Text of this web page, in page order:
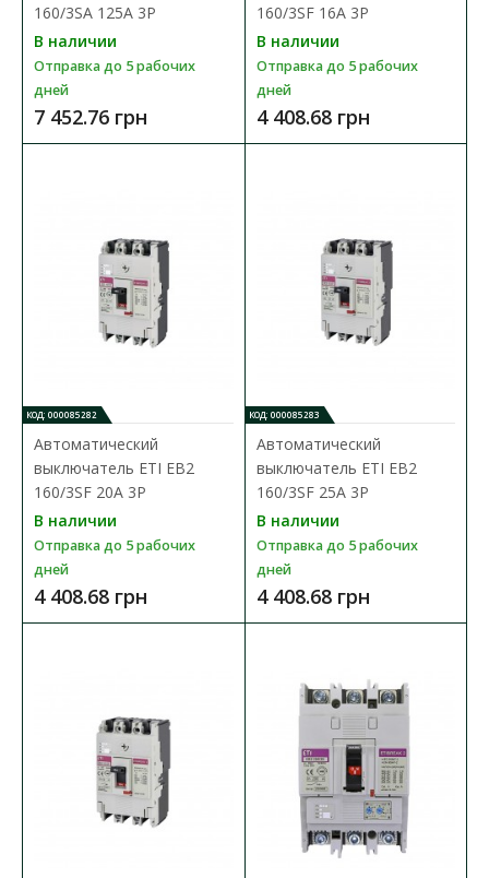
Доступность:
Отправка до 5 рабочих дней
Промышленные автоматические выключатели ETIBREAK EB2
7 242.83 грн
В КОРЗИНУ
В сравнения
В закладки
160/3SA 125A 3P
В наличии
Отправка до 5 рабочих
дней
7 452.76 грн
160/3SF 16A 3P
В наличии
Отправка до 5 рабочих
дней
4 408.68 грн
КОД: 000085282
Автоматический
выключатель ETI EB2
160/3SF 20A 3P
В наличии
Отправка до 5 рабочих
дней
4 408.68 грн
КОД: 000085283
Автоматический
выключатель ETI EB2
160/3SF 25A 3P
В наличии
Отправка до 5 рабочих
дней
4 408.68 грн